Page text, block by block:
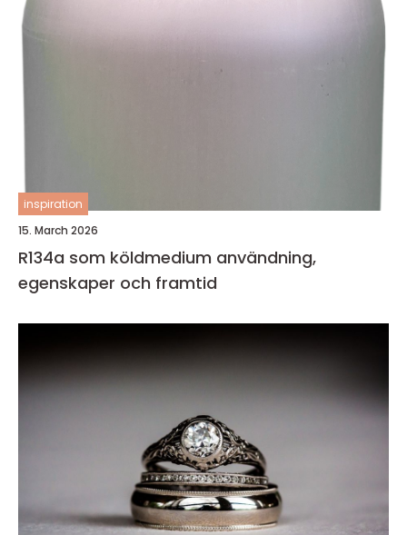
inspiration
15. March 2026
R134a som köldmedium användning,
egenskaper och framtid